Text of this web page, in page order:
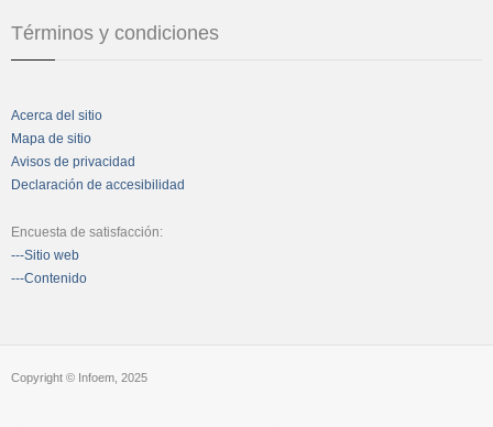
Términos y condiciones
Acerca del sitio
Mapa de sitio
Avisos de privacidad
Declaración de accesibilidad
Encuesta de satisfacción:
---Sitio web
---Contenido
Copyright © Infoem, 2025